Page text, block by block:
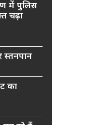
में पुलिस
चढ़ा
स्तनपान
का